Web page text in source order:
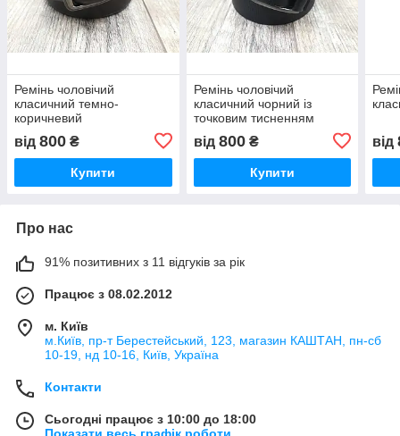
Ремінь чоловічий
класичний темно-
коричневий
від 800 ₴
Купити
Ремінь чоловічий
класичний чорний із
точковим тисненням
від 800₴
Купити
від
Про нас
91% позитивних з 11 відгуків за рік
Працює з 08.02.2012
м. Київ
м.Київ, пр-т Берестейський, 123, магазин КАШТАН, пн-сб
10-19, нд 10-16, Київ, Україна
Контакти
Сьогодні працює з 10:00 до 18:00